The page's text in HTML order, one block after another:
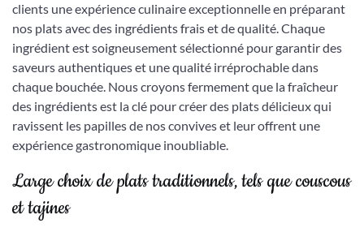
clients une expérience culinaire exceptionnelle en préparant
nos plats avec des ingrédients frais et de qualité. Chaque
ingrédient est soigneusement sélectionné pour garantir des
saveurs authentiques et une qualité irréprochable dans
chaque bouchée. Nous croyons fermement que la fraîcheur
des ingrédients est la clé pour créer des plats délicieux qui
ravissent les papilles de nos convives et leur offrent une
expérience gastronomique inoubliable.
Large choix de plats traditionnels, tels que couscous
et tajines